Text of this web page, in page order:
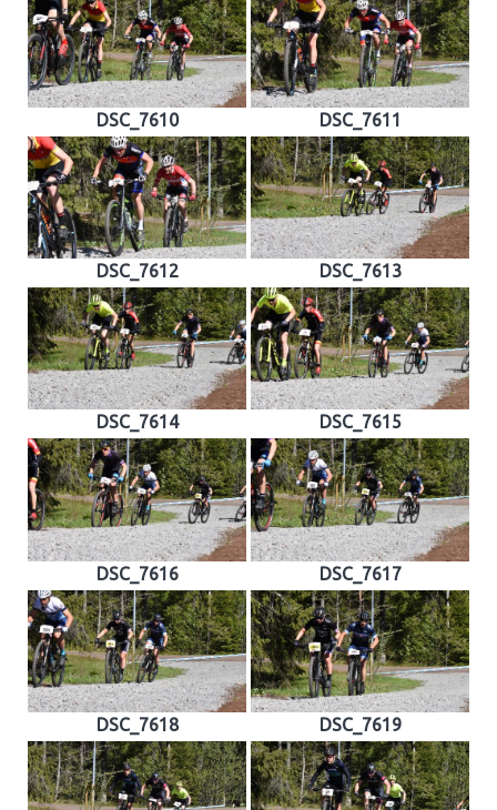
DSC_7610 DSC_7611
DSC_7612 DSC_7613
DSC_7614 DSC_7615
DSC_7616 DSC_7617
DSC_7618 DSC_7619